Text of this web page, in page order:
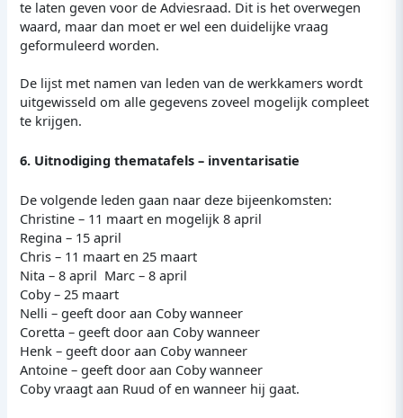
te laten geven voor de Adviesraad. Dit is het overwegen
waard, maar dan moet er wel een duidelijke vraag
geformuleerd worden.
De lijst met namen van leden van de werkkamers wordt
uitgewisseld om alle gegevens zoveel mogelijk compleet
te krijgen.
6. Uitnodiging thematafels – inventarisatie
De volgende leden gaan naar deze bijeenkomsten:
Christine – 11 maart en mogelijk 8 april
Regina – 15 april
Chris – 11 maart en 25 maart
Nita – 8 april Marc – 8 april
Coby – 25 maart
Nelli – geeft door aan Coby wanneer
Coretta – geeft door aan Coby wanneer
Henk – geeft door aan Coby wanneer
Antoine – geeft door aan Coby wanneer
Coby vraagt aan Ruud of en wanneer hij gaat.